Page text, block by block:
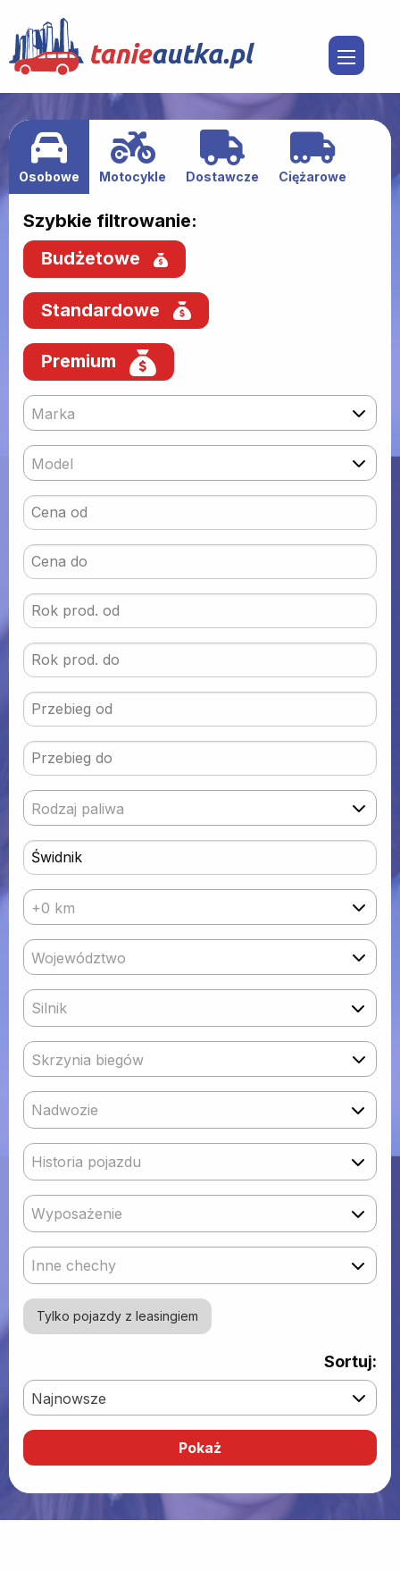
Osobowe Motocykle Dostawcze Ciężarowe
Szybkie filtrowanie:
Budżetowe
Standardowe
Premium
Marka
Model
Rodzaj paliwa
+0 km
Województwo
Silnik
Skrzynia biegów
Nadwozie
Historia pojazdu
Wyposażenie
Inne chechy
Tylko pojazdy z leasingiem
Sortuj:
Najnowsze